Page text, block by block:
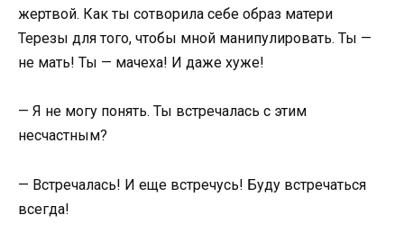
жертвой. Как ты сотворила себе образ матери
Терезы для того, чтобы мной манипулировать. Ты —
не мать! Ты — мачеха! И даже хуже!
— Я не могу понять. Ты встречалась с этим
несчастным?
— Встречалась! И еще встречусь! Буду встречаться
всегда!